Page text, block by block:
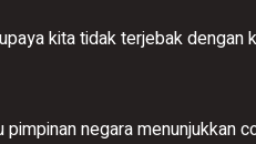
kita tidak terjebak dengan
negara menunjukkan